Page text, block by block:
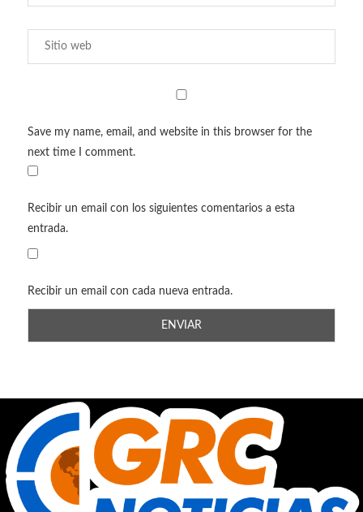
Save my name, email, and website in this browser for the
next time I comment.
Recibir un email con los siguientes comentarios a esta
entrada.
Recibir un email con cada nueva entrada.